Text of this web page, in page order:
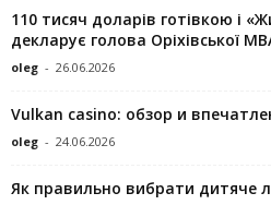
110 тисяч доларів готівкою і
декларує голова Оріхівської
oleg - 26.06.2026
Vulkan casino: обзор и
oleg - 24.06.2026
Як правильно вибрати дитяче